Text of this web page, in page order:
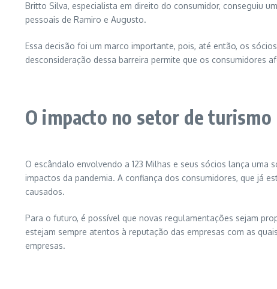
Britto Silva, especialista em direito do consumidor, conseguiu
pessoais de Ramiro e Augusto.
Essa decisão foi um marco importante, pois, até então, os
desconsideração dessa barreira permite que os consumidores
O impacto no setor de turismo
O escândalo envolvendo a 123 Milhas e seus sócios lança
impactos da pandemia. A confiança dos consumidores, que já
causados.
Para o futuro, é possível que novas regulamentações sejam
estejam sempre atentos à reputação das empresas com as
empresas.